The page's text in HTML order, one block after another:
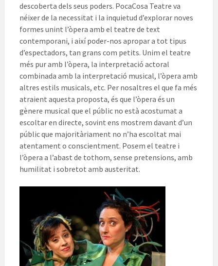
descoberta dels seus poders. PocaCosa Teatre va
néixer de la necessitat i la inquietud d’explorar noves
formes unint l’òpera amb el teatre de text
contemporani, i així poder-nos apropar a tot tipus
d’espectadors, tan grans com petits. Unim el teatre
més pur amb l’òpera, la interpretació actoral
combinada amb la interpretació musical, l’òpera amb
altres estils musicals, etc. Per nosaltres el que fa més
atraient aquesta proposta, és que l’òpera és un
gènere musical que el públic no està acostumat a
escoltar en directe, sovint ens mostrem davant d’un
públic que majoritàriament no n’ha escoltat mai
atentament o conscientment. Posem el teatre i
l’òpera a l’abast de tothom, sense pretensions, amb
humilitat i sobretot amb austeritat.